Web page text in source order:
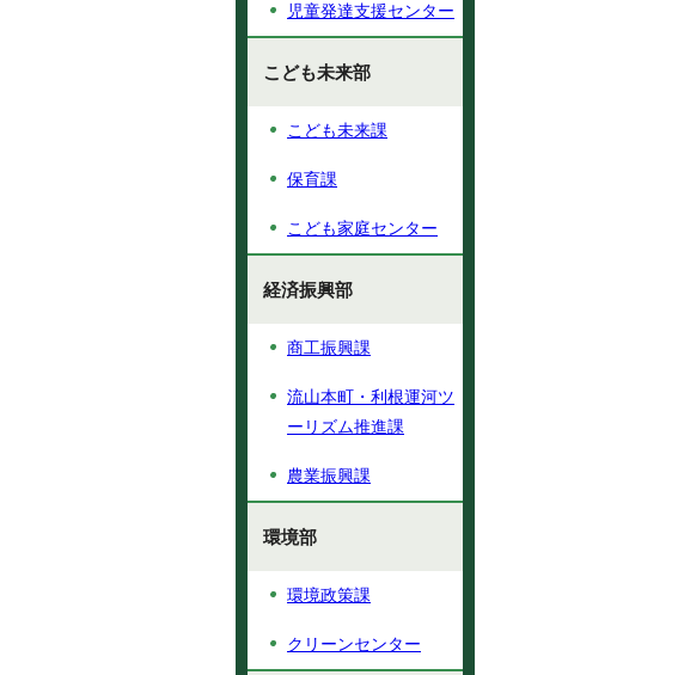
児童発達支援センター
こども未来部
こども未来課
保育課
こども家庭センター
経済振興部
商工振興課
流山本町・利根運河ツ
ーリズム推進課
農業振興課
環境部
環境政策課
クリーンセンター